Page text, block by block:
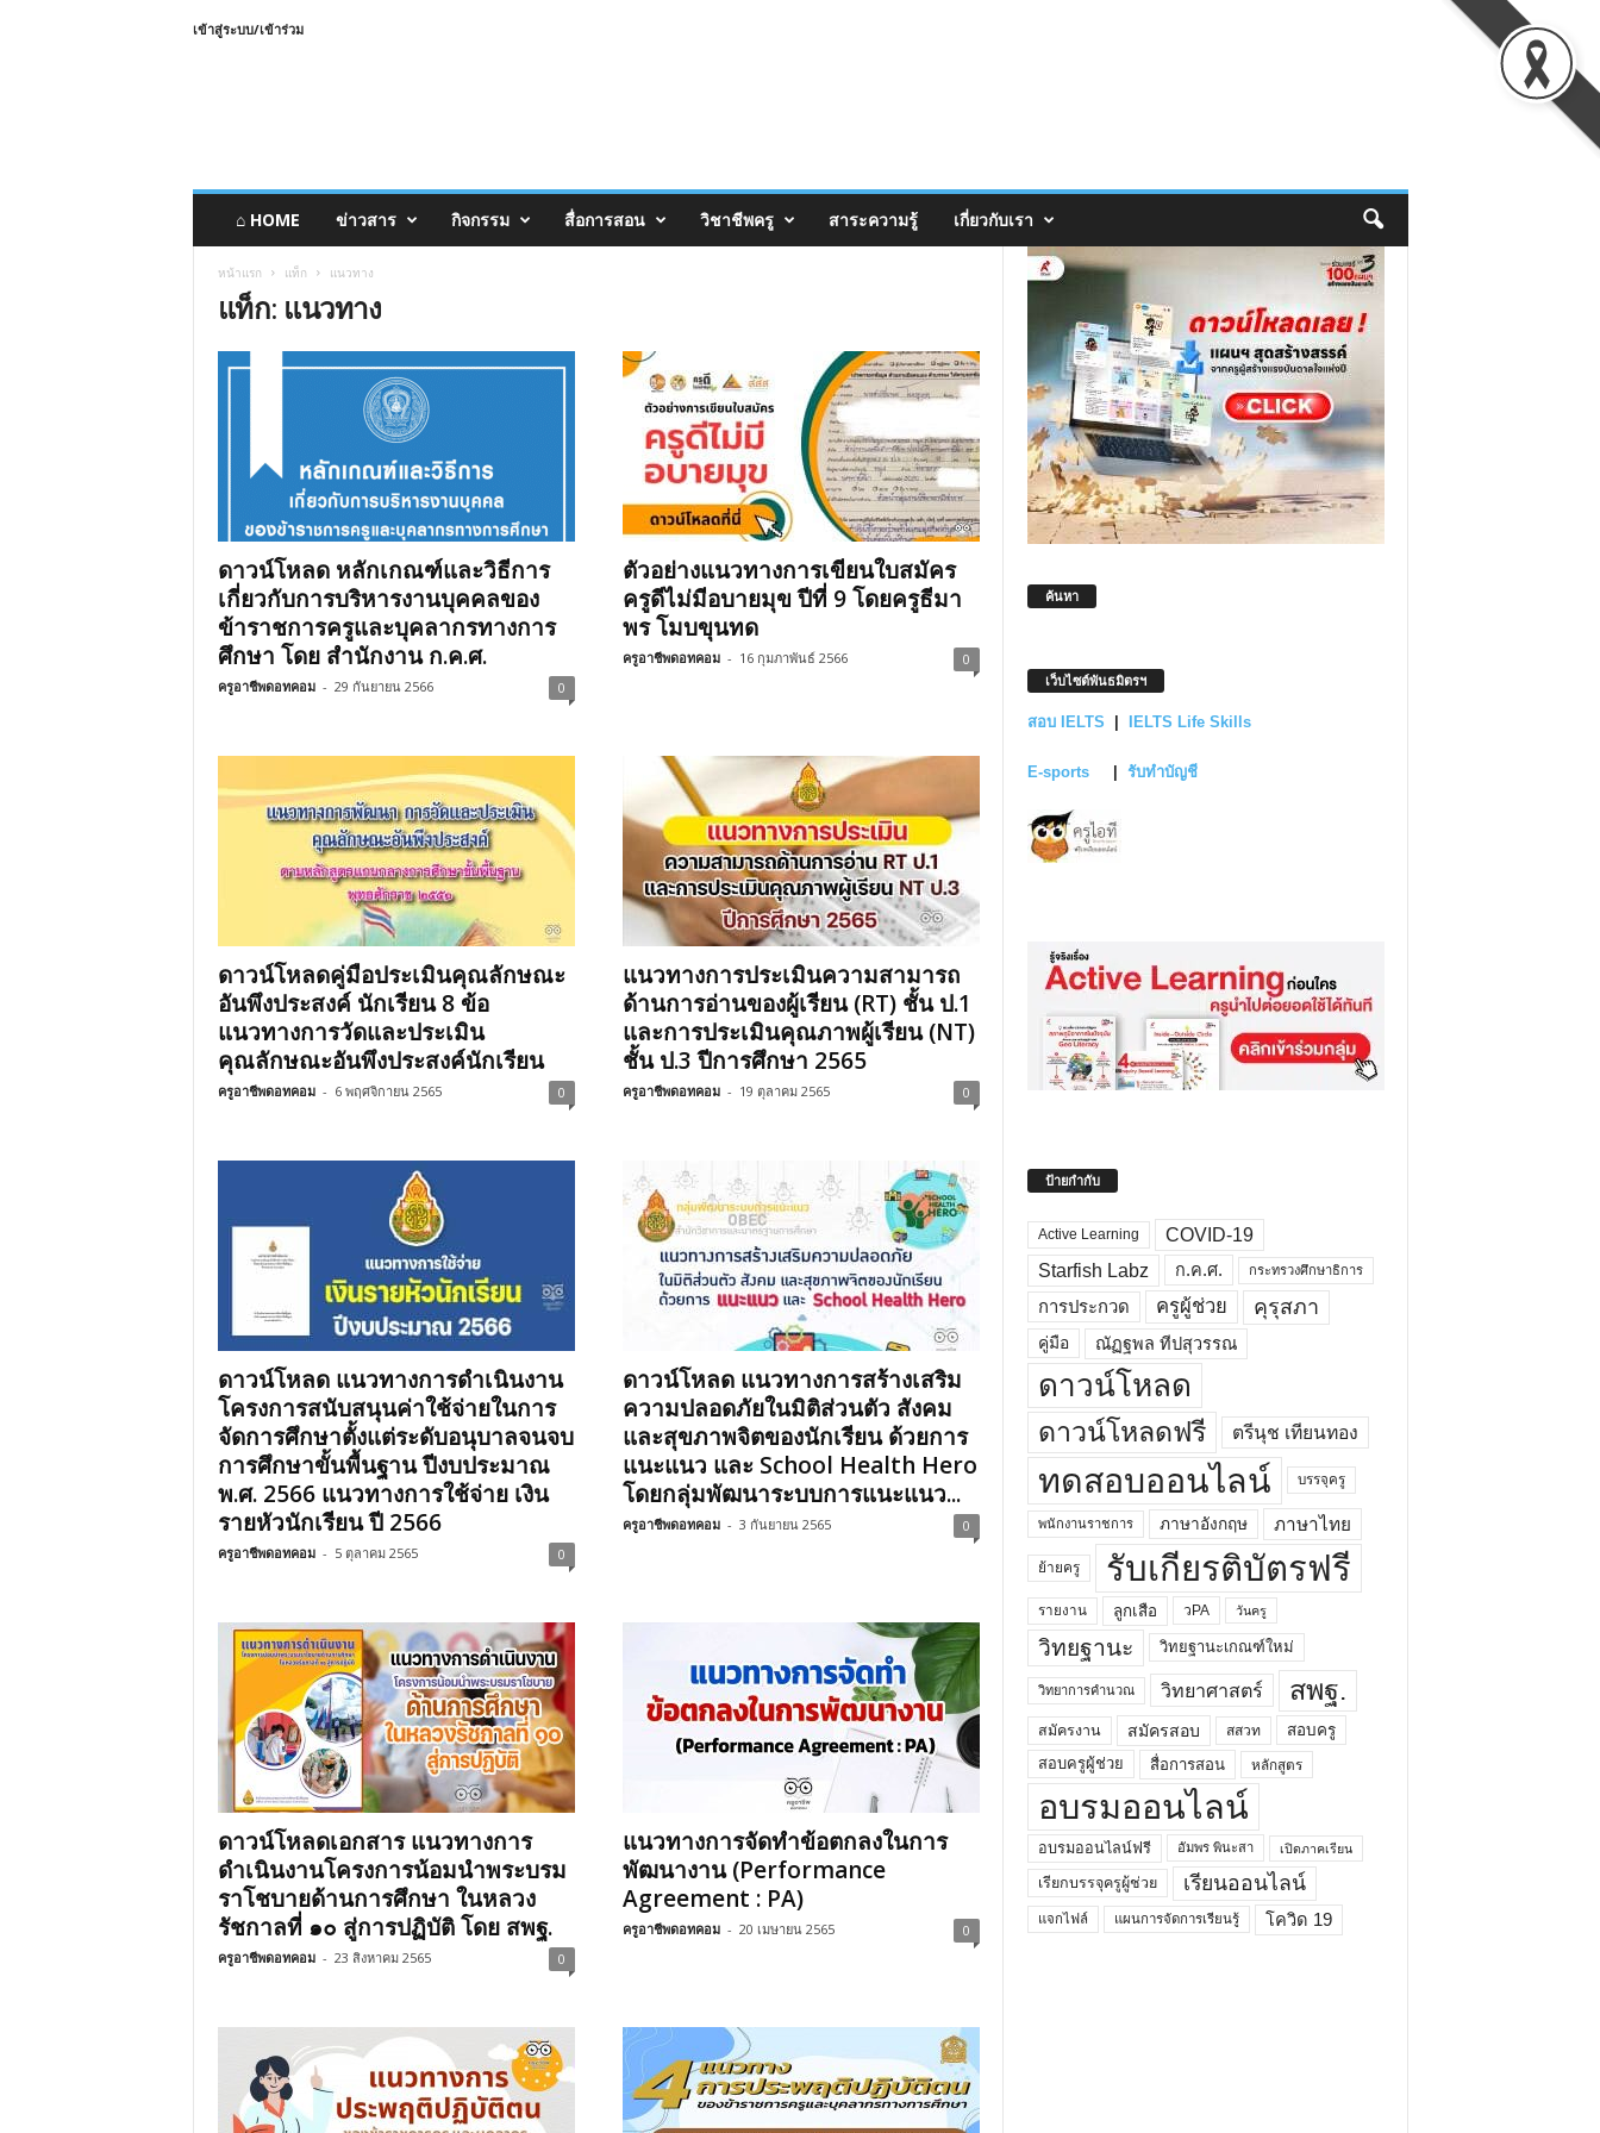
เข้าสู่ระบบ/เข้าร่วม
⌂ HOME ข่าวสาร กิจกรรม สื่อการสอน วิชาชีพครู สาระความรู้ เกี่ยวกับเรา
หน้าแรก แท็ก แนวทาง
แท็ก: แนวทาง
ดาวน์โหลด หลักเกณฑ์และวิธีการ
เกี่ยวกับการบริหารงานบุคคลของ
ข้าราชการครูและบุคลากรทางการ
ศึกษา โดย สำนักงาน ก.ค.ศ.
ครูอาชีพดอทคอม - 29 กันยายน 2566 0
ตัวอย่างแนวทางการเขียนใบสมัคร
ครูดีไม่มีอบายมุข ปีที่ 9 โดยครูธีมา
พร โมบขุนทด
ครูอาชีพดอทคอม - 16 กุมภาพันธ์ 2566 0
ดาวน์โหลดคู่มือประเมินคุณลักษณะ
อันพึงประสงค์ นักเรียน 8 ข้อ
แนวทางการวัดและประเมิน
คุณลักษณะอันพึงประสงค์นักเรียน
ครูอาชีพดอทคอม - 6 พฤศจิกายน 2565 0
แนวทางการประเมินความสามารถ
ด้านการอ่านของผู้เรียน (RT) ชั้น ป.1
และการประเมินคุณภาพผู้เรียน (NT)
ชั้น ป.3 ปีการศึกษา 2565
ครูอาชีพดอทคอม - 19 ตุลาคม 2565 0
ดาวน์โหลด แนวทางการดำเนินงาน
โครงการสนับสนุนค่าใช้จ่ายในการ
จัดการศึกษาตั้งแต่ระดับอนุบาลจนจบ
การศึกษาขั้นพื้นฐาน ปีงบประมาณ
พ.ศ. 2566 แนวทางการใช้จ่าย เงิน
รายหัวนักเรียน ปี 2566
ครูอาชีพดอทคอม - 5 ตุลาคม 2565 0
ดาวน์โหลด แนวทางการสร้างเสริม
ความปลอดภัยในมิติส่วนตัว สังคม
และสุขภาพจิตของนักเรียน ด้วยการ
แนะแนว และ School Health Hero
โดยกลุ่มพัฒนาระบบการแนะแนว...
ครูอาชีพดอทคอม - 3 กันยายน 2565 0
ดาวน์โหลดเอกสาร แนวทางการ
ดำเนินงานโครงการน้อมนำพระบรม
ราโชบายด้านการศึกษา ในหลวง
รัชกาลที่ ๑๐ สู่การปฏิบัติ โดย สพฐ.
ครูอาชีพดอทคอม - 23 สิงหาคม 2565 0
แนวทางการจัดทำข้อตกลงในการ
พัฒนางาน (Performance
Agreement : PA)
ครูอาชีพดอทคอม - 20 เมษายน 2565 0
ค้นหา
เว็บไซต์พันธมิตรฯ
สอบ IELTS IELTS Life Skills
E-sports รับทำบัญชี
ป้ายกำกับ
Active Learning
COVID-19
Starfish Labz
ก.ค.ศ. กระทรวงศึกษาธิการ
การประกวด ครูผู้ช่วย คุรุสภา
คู่มือ ณัฏฐพล ทีปสุวรรณ
ดาวน์โหลด
ดาวน์โหลดฟรี ตรีนุช เทียนทอง
ทดสอบออนไลน์ บรรจุครู
พนักงานราชการ ภาษาอังกฤษ ภาษาไทย
ย้ายครู รับเกียรติบัตรฟรี
รายงาน ลูกเสือ วPA วันครู
วิทยฐานะ วิทยฐานะเกณฑ์ใหม่
วิทยาการคำนวณ วิทยาศาสตร์ สพฐ.
สมัครงาน สมัครสอบ สสวท
สอบครู
สอบครูผู้ช่วย
สื่อการสอน หลักสูตร
อบรมออนไลน์
อบรมออนไลน์ฟรี อัมพร พินะสา เปิดภาคเรียน
เรียกบรรจุครูผู้ช่วย เรียนออนไลน์
แจกไฟล์ แผนการจัดการเรียนรู้ โควิด 19